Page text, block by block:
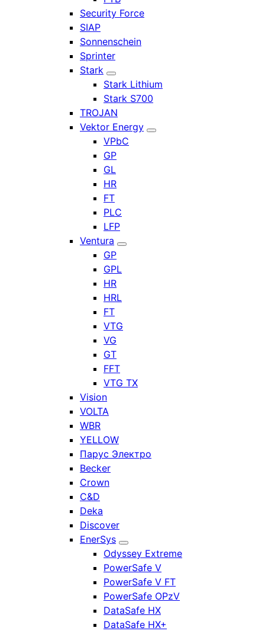
Security Force
SIAP
Sonnenschein
Sprinter
Stark
Stark Lithium
Stark S700
TROJAN
Vektor Energy
VPbC
GP
GL
HR
FT
PLC
LFP
Ventura
GP
GPL
HR
HRL
FT
VTG
VG
GT
FFT
VTG TX
Vision
VOLTA
WBR
YELLOW
Парус Электро
Becker
Crown
C&D
Deka
Discover
EnerSys
Odyssey Extreme
PowerSafe V
PowerSafe V FT
PowerSafe OPzV
DataSafe HX
DataSafe HX+